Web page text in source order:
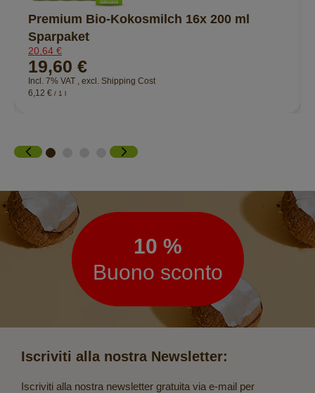
Premium Bio-Kokosmilch 16x 200 ml
Sparpaket
20,64 €
19,60 €
Incl. 7% VAT excl. Shipping Cost
6,12 € / 1 l
Newsletter
10 %
Buono sconto
Iscriviti alla nostra Newsletter:
Iscriviti alla nostra newsletter gratuita via e-mail per